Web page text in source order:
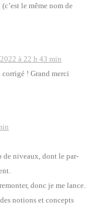
le même nom de
à 22 h 43 min
cor­ri­gé ! Grand mer­ci
de niveaux, dont le par­
donc je me lance.
notions et concepts